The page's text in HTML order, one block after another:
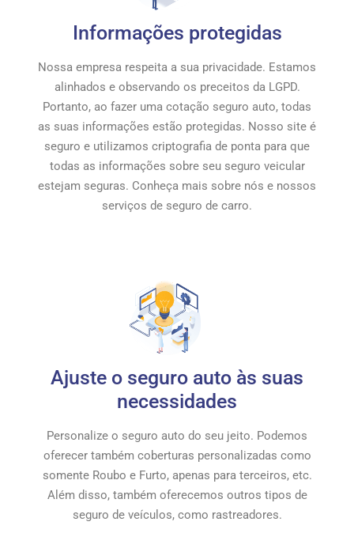
Informações protegidas
Nossa empresa respeita a sua privacidade. Estamos
alinhados e observando os preceitos da LGPD.
Portanto, ao fazer uma cotação seguro auto, todas
as suas informações estão protegidas. Nosso site é
seguro e utilizamos criptografia de ponta para que
todas as informações sobre seu seguro veicular
estejam seguras. Conheça mais sobre nós e nossos
serviços de seguro de carro.
Ajuste o seguro auto às suas
necessidades
Personalize o seguro auto do seu jeito. Podemos
oferecer também coberturas personalizadas como
somente Roubo e Furto, apenas para terceiros, etc.
Além disso, também oferecemos outros tipos de
seguro de veículos, como rastreadores.